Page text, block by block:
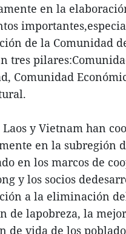
en la
de la Comunidad
tres
Comunidad
Laos y Vietnam han
en la subregión
en los marcos de
y los socios
a la eliminación
de lapobreza, la
de vida de los